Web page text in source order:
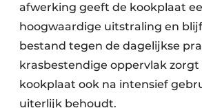
afwerking geeft de kookplaat
hoogwaardige uitstraling en
bestand tegen de dagelijkse
krasbestendige oppervlak zorgt
kookplaat ook na intensief
uiterlijk behoudt.